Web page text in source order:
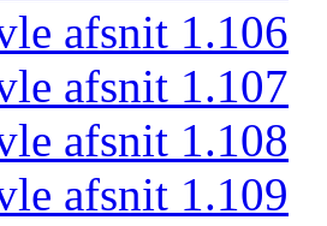
afsnit 1.106
afsnit 1.107
afsnit 1.108
afsnit 1.109